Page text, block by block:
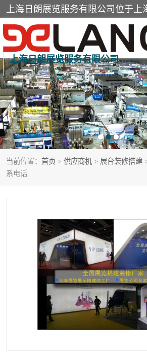
上海日朗展览服务有限公司
当前位置： 首页 > 供应商机 > 展台装修搭建
系电话
展台装修搭建 活动
展厅装修 专柜
展会装修设计 展会
活动策划 展会